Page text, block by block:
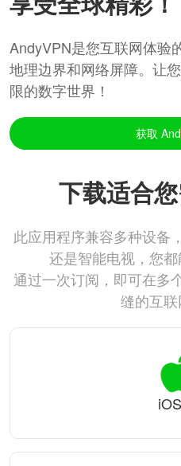
AndyVPN是您互联网体验
地理边界和网络屏障。让
限的数字世界！
获取
下载适合
此应用程序兼容多种设备
还是智能电视，您都
通过一次订阅，即可在多
缝的互联